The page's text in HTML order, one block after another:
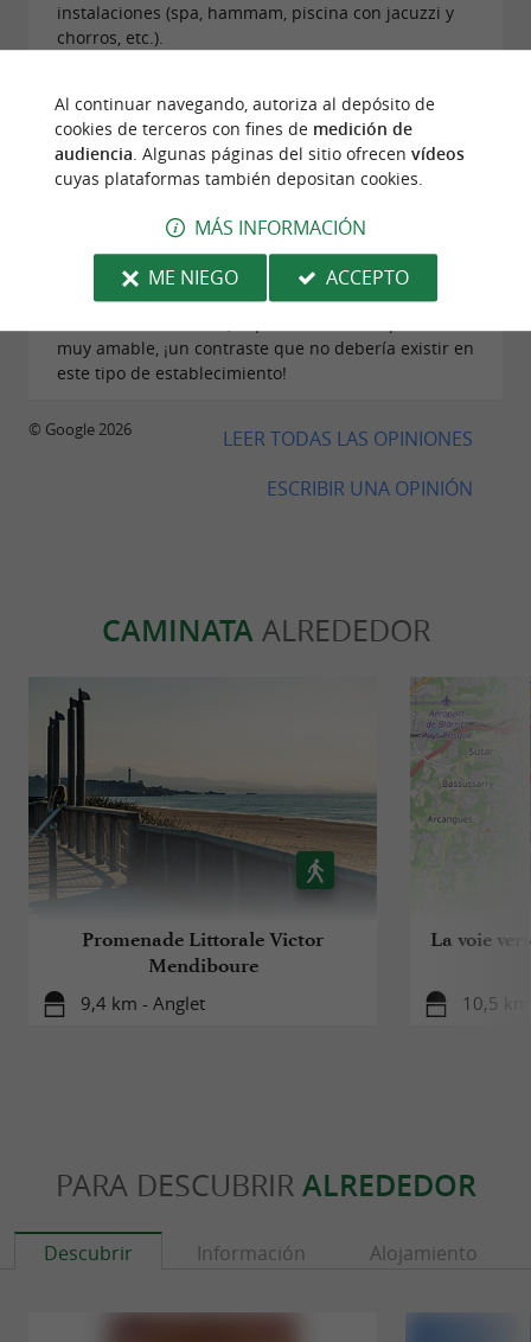
instalaciones (spa, hammam, piscina con jacuzzi y
chorros, etc.).
Opinión publicada por houma web el
La persona encargada de la gestión de las piscinas
arruina la experiencia… Las instalaciones son
estupendas, pero uno se va con una sensación de
muy amable, ¡un contraste que no debería existir en
este tipo de establecimiento!
LEER TODAS LAS OPINIONES
ESCRIBIR UNA OPINIÓN
© Google 2026
CAMINATAALREDEDOR
Promenade Littorale Victor
Mendiboure
9,4 km - Anglet
La voie
10,5
PARA DESCUBRIR ALREDEDOR
Descubrir Información Alojamiento
Al continuar navegando, autoriza al depósito de
cookies de terceros con fines de medición de
audiencia . Algunas páginas del sitio ofrecen vídeos
cuyas plataformas también depositan cookies.
MÁS INFORMACIÓN
ME NIEGO
ACCEPTO